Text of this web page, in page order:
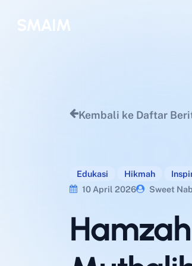
SMAIM
Kembali ke Daftar
Edukasi Hikmah
10 April 2026
Sweet